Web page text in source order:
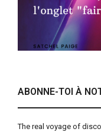
ABONNE-TOI À
The real voyage of